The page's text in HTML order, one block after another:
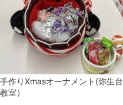
手作りXmasオーナメント(弥生台
教室）